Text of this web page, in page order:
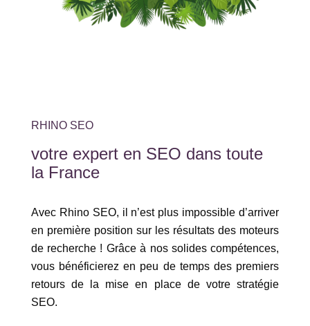
RHINO SEO
votre expert en SEO dans toute
la France
Avec Rhino SEO, il n’est plus impossible d’arriver
en première position sur les résultats des moteurs
de recherche ! Grâce à nos solides compétences,
vous bénéficierez en peu de temps des premiers
retours de la mise en place de votre stratégie
SEO.